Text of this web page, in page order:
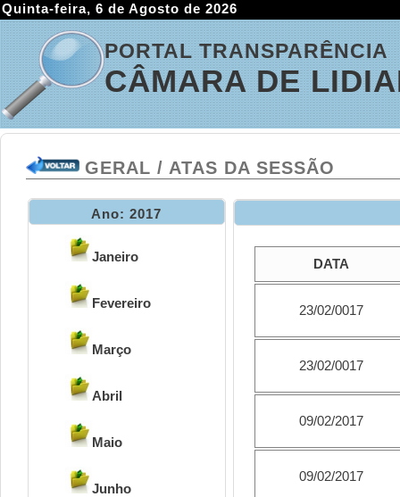
Quinta-feira, 6 de Agosto de 2026
PORTAL TRANSPARÊNCIA
CÂMARA DE
GERAL / ATAS DA SESSÃO
Ano: 2017
Janeiro
Fevereiro
Março
Abril
Maio
Junho
DATA
23/02/0017
23/02/0017
09/02/2017
09/02/2017